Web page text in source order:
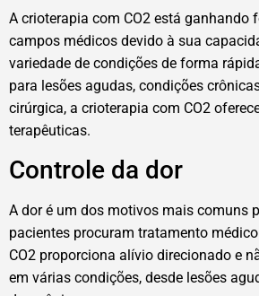
A crioterapia com CO2 está ganhando
campos médicos devido à sua
variedade de condições de forma
para lesões agudas, condições
cirúrgica, a crioterapia com CO2
terapêuticas.
Controle da dor
A dor é um dos motivos mais comuns
pacientes procuram tratamento
CO2 proporciona alívio direcionado e
em várias condições, desde lesões